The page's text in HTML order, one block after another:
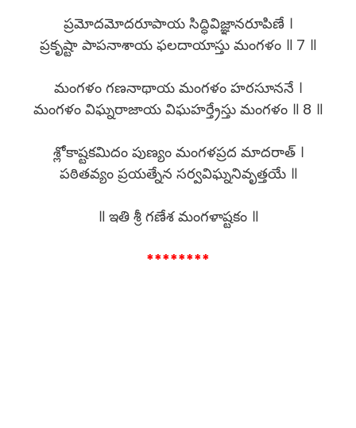
ప్రమోదమోదరూపాయ సిద్ధివిజ్ఞానరూపిణే ।
ప్రకృష్టా పాపనాశాయ ఫలదాయాస్తు మంగళం ॥ 7 ॥
మంగళం గణనాథాయ మంగళం హరసూననే ।
మంగళం విఘ్నరాజాయ విఘహర్త్రేస్తు మంగళం ॥ 8 ॥
శ్లోకాష్టకమిదం పుణ్యం మంగళప్రద మాదరాత్ ।
పఠితవ్యం ప్రయత్నేన సర్వవిఘ్ననివృత్తయే ॥
॥ ఇతి శ్రీ గణేశ మంగళాష్టకం ॥
********